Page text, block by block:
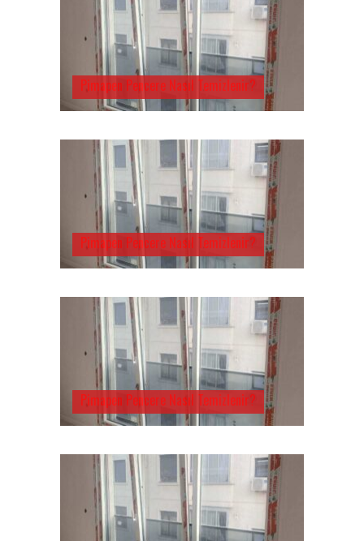
Pimapen Pencere Nasıl Temizlenir?
Pimapen Pencere Nasıl Temizlenir?
Pimapen Pencere Nasıl Temizlenir?